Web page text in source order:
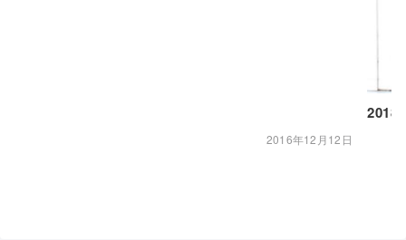
2016年12月12日